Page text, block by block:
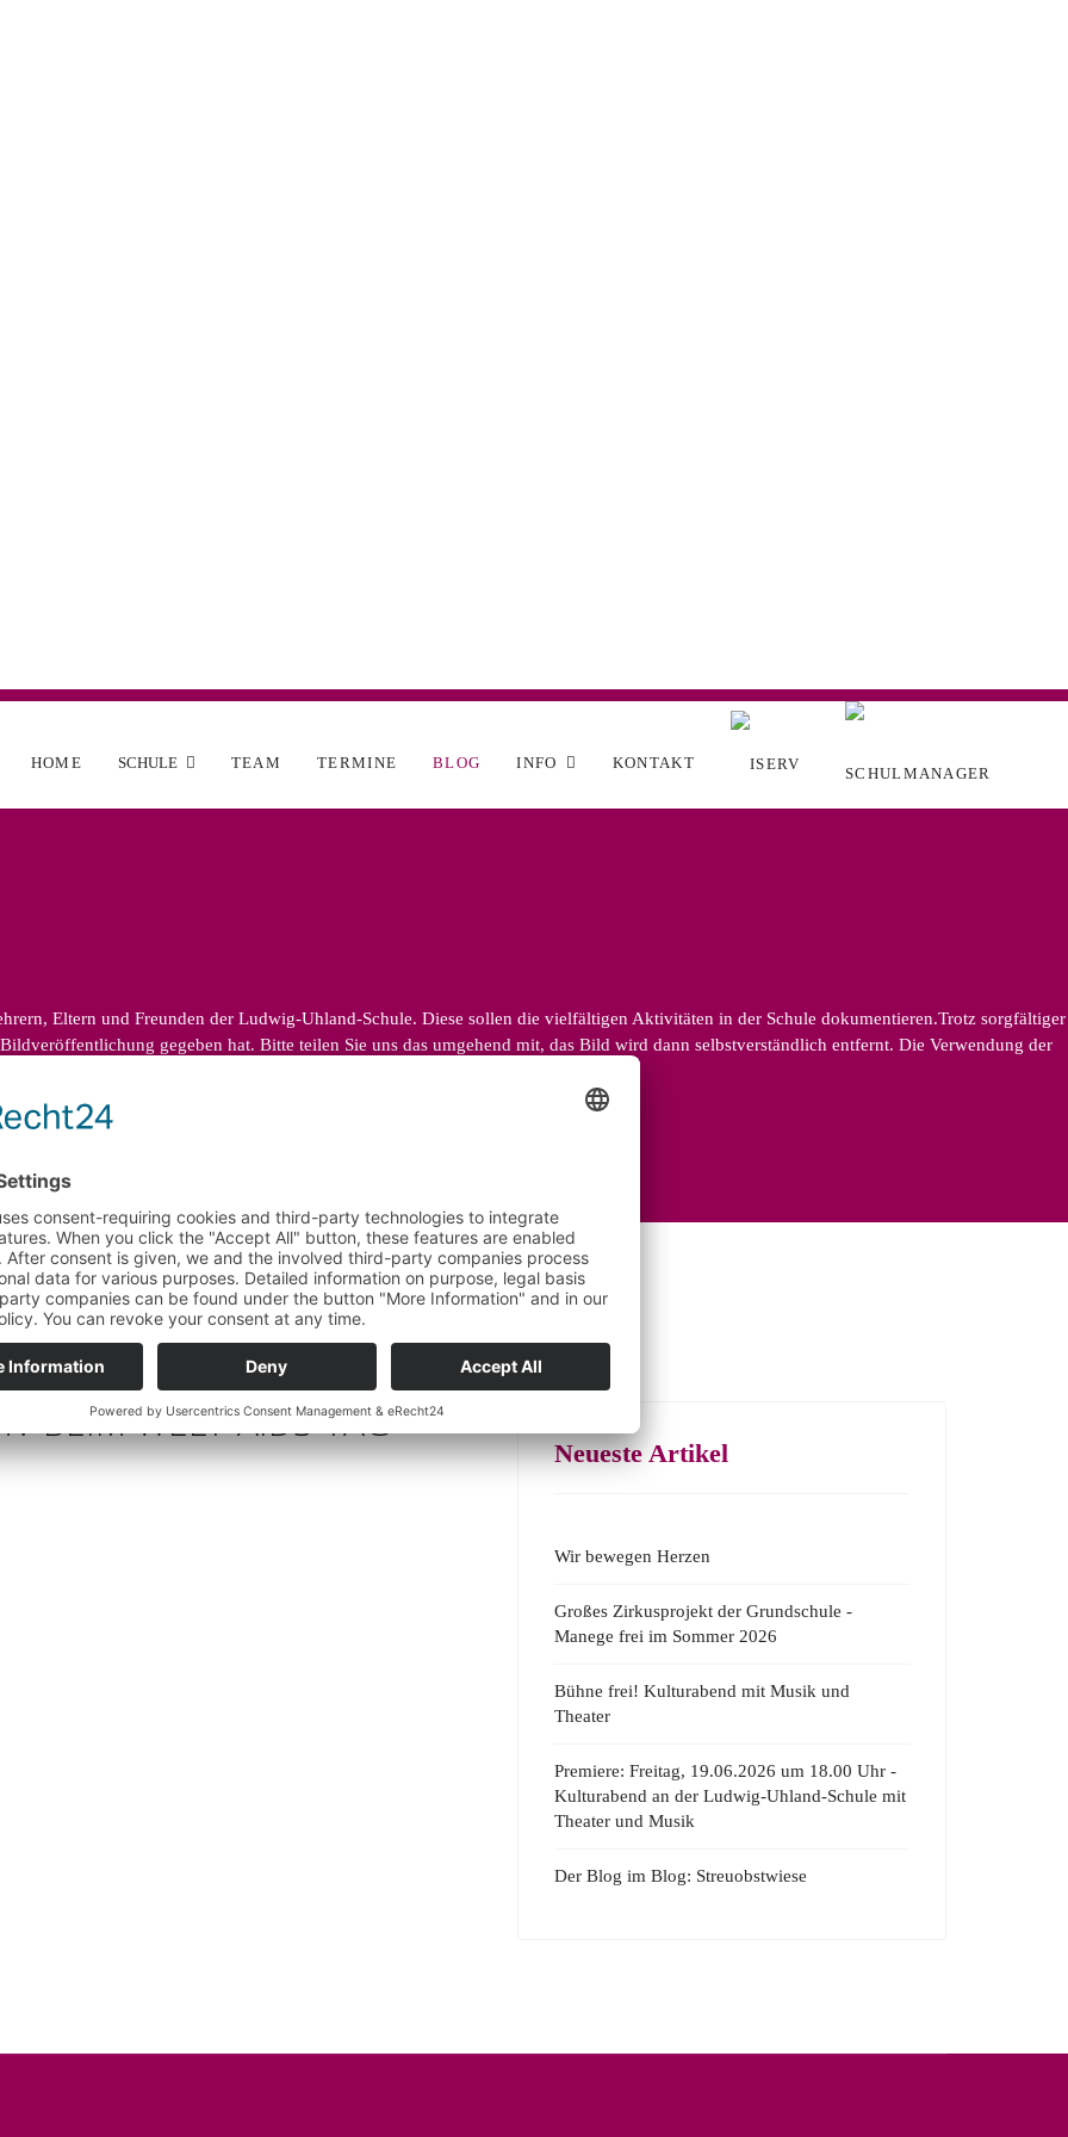
HOME SCHULE TEAM TERMINE BLOG INFO KONTAKT
Eltern und Freunden der Ludwig-Uhland-Schule. Diese sollen die vielfältigen Aktivitäten in der Schule dokumentieren.Trotz sorgfältiger
gegeben hat. Bitte teilen Sie uns das umgehend mit, das Bild wird dann selbstverständlich entfernt. Die Verwendung der
BEIM WELT-AIDS-TAG
Neueste Artikel
Wir bewegen Herzen
Großes Zirkusprojekt der Grundschule -
Manege frei im Sommer 2026
Bühne frei! Kulturabend mit Musik und
Theater
Premiere: Freitag, 19.06.2026 um 18.00 Uhr -
Kulturabend an der Ludwig-Uhland-Schule mit
Theater und Musik
Der Blog im Blog: Streuobstwiese